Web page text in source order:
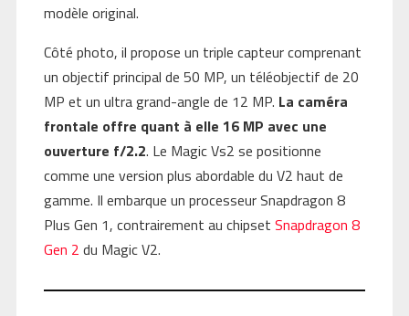
modèle original.
Côté photo, il propose un triple capteur comprenant
un objectif principal de 50 MP, un téléobjectif de 20
MP et un ultra grand-angle de 12 MP. La caméra
frontale offre quant à elle 16 MP avec une
ouverture f/2.2. Le Magic Vs2 se positionne
comme une version plus abordable du V2 haut de
gamme. Il embarque un processeur Snapdragon 8
Plus Gen 1, contrairement au chipset Snapdragon 8
Gen 2 du Magic V2.